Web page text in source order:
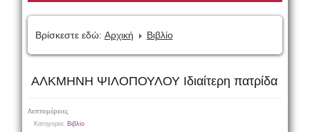
Βρίσκεστε εδώ: Αρχική Βιβλίο
ΑΛΚΜΗΝΗ ΨΙΛΟΠΟΥΛΟΥ Ιδιαίτερη πατρίδα
Λεπτομέρειες
Κατηγορία: Βιβλίο